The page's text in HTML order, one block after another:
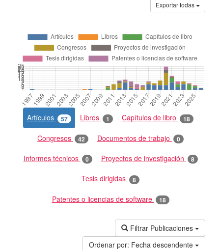
Exportar todas
Artículos 57 Libros 1 Capítulos de libro 18
Congresos 42 Documentos de trabajo 0
Informes técnicos 0 Proyectos de investigación 8
Tesis dirigidas 8
Patentes o licencias de software 18
Filtrar Publicaciones
Ordenar por: Fecha descendente